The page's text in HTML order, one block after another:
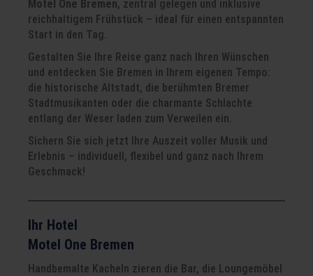
Motel One Bremen, zentral gelegen und inklusive
reichhaltigem Frühstück – ideal für einen entspannten
Start in den Tag.
Gestalten Sie Ihre Reise ganz nach Ihren Wünschen
und entdecken Sie Bremen in Ihrem eigenen Tempo:
die historische Altstadt, die berühmten Bremer
Stadtmusikanten oder die charmante Schlachte
entlang der Weser laden zum Verweilen ein.
Sichern Sie sich jetzt Ihre Auszeit voller Musik und
Erlebnis – individuell, flexibel und ganz nach Ihrem
Geschmack!
Ihr Hotel
Motel One Bremen
Handbemalte Kacheln zieren die Bar, die Loungemöbel